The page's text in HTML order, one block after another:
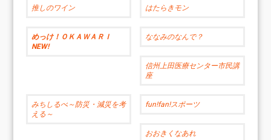
推しのワイン はたらきモン
めっけ！ＯＫＡＷＡＲＩ
NEW!
ななみのなんで？
信州上田医療センター市民講
座
みちしるべ～防災・減災を考
える～
fun!fan!スポーツ
おおきくなあれ